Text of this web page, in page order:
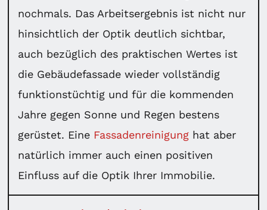
nochmals. Das Arbeitsergebnis ist nicht nur
hinsichtlich der Optik deutlich sichtbar,
auch bezüglich des praktischen Wertes ist
die Gebäudefassade wieder vollständig
funktionstüchtig und für die kommenden
Jahre gegen Sonne und Regen bestens
gerüstet. Eine Fassadenreinigung hat aber
natürlich immer auch einen positiven
Einfluss auf die Optik Ihrer Immobilie.